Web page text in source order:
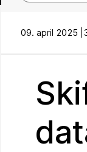
09. april 2025 |